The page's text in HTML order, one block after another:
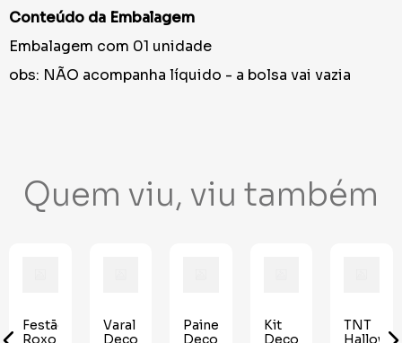
Conteúdo da Embalagem
Embalagem com 01 unidade
obs: NÃO acompanha líquido - a bolsa vai vazia
Quem viu, viu também
Festão
Roxo
Varal
Decorativo
Painel
Decorativo
Kit
Decorativo
TNT